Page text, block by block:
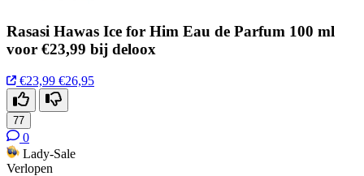
Rasasi Hawas Ice for Him Eau de Parfum 100 ml
voor €23,99 bij deloox
€23,99 €26,95
77
0
Lady-Sale
Verlopen